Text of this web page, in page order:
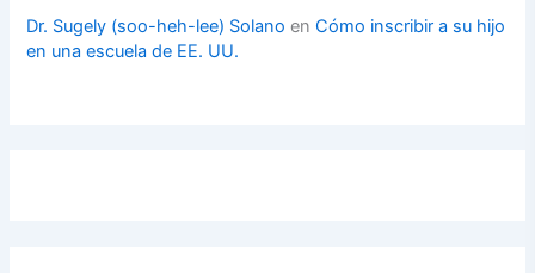
Dr. Sugely (soo-heh-lee) Solano enCómo inscribir a su hijo
en una escuela de EE. UU.